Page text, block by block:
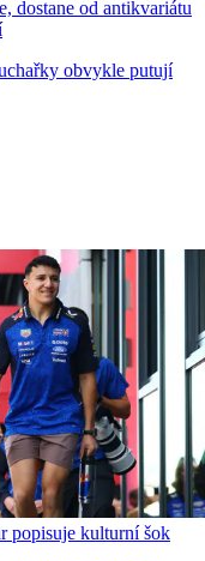
dostane od antikvariátu
obvykle putují
popisuje kulturní šok